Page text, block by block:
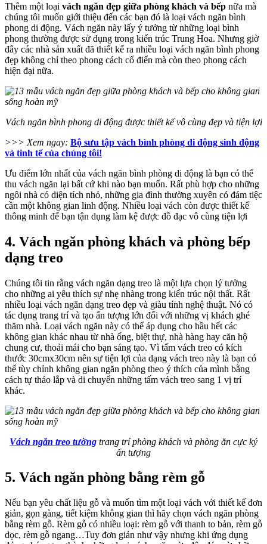
Thêm một loại vách ngăn đẹp giữa phòng khách và bếp nữa mà
chúng tôi muốn giới thiệu đến các bạn đó là loại vách ngăn bình
phong di động. Vách ngăn này lấy ý tưởng từ những loại bình
phong thường được sử dụng trong kiến trúc Trung Hoa. Nhưng giờ
đây các nhà sản xuất đã thiết kế ra nhiều loại vách ngăn bình phong
đẹp không chỉ theo phong cách cổ điển mà còn theo phong cách
hiện đại nữa.
Vách ngăn bình phong di động được thiết kế vô cùng đẹp và tiện lợi
>>> Xem ngay: Bộ sưu tập vách bình phòng di động sinh động
và tinh tế của chúng tôi!
Ưu điểm lớn nhất của vách ngăn bình phòng di động là bạn có thể
thu vách ngăn lại bất cứ khi nào bạn muốn. Rất phù hợp cho những
ngôi nhà có diện tích nhỏ, những gia đình thường xuyên có đám tiệc
cần một không gian linh động. Nhiều loại vách còn được thiết kế
thông minh để bạn tận dụng làm kệ được đồ đạc vô cùng tiện lợi
4. Vách ngăn phòng khách và phòng bếp
dạng treo
Chúng tôi tin rằng vách ngăn dạng treo là một lựa chọn lý tưởng
cho những ai yêu thích sự nhẹ nhàng trong kiến trúc nội thất. Rất
nhiều loại vách ngăn dạng treo đẹp và giàu tính nghệ thuật. Nó có
tác dụng trang trí và tạo ấn tượng lớn đối với những vị khách ghé
thăm nhà. Loại vách ngăn này có thể áp dụng cho hầu hết các
không gian khác nhau từ nhà ống, biệt thự, nhà hàng hay căn hộ
chung cư, thoải mái cho bạn sáng tạo. Vì tấm vách treo có kích
thước 30cmx30cm nên sự tiện lợi của dạng vách treo này là bạn có
thể tùy chỉnh không gian ngăn phòng theo ý thích của mình bằng
cách tự tháo lắp và di chuyển những tấm vách treo sang 1 vị trí
khác.
Vách ngăn treo tường trang trí phòng khách và phòng ăn cực ký
ấn tượng
5. Vách ngăn phòng bằng rèm gỗ
Nếu bạn yêu chất liệu gỗ và muốn tìm một loại vách với thiết kế đơn
giản, gọn gàng, tiết kiệm không gian thì hãy chọn vách ngăn phòng
bằng rèm gỗ. Rèm gỗ có nhiều loại: rèm gỗ với thanh to bản, rèm gỗ
dọc, rèm gỗ ngang…Tuy đơn giản như vậy nhưng khi ứng dụng